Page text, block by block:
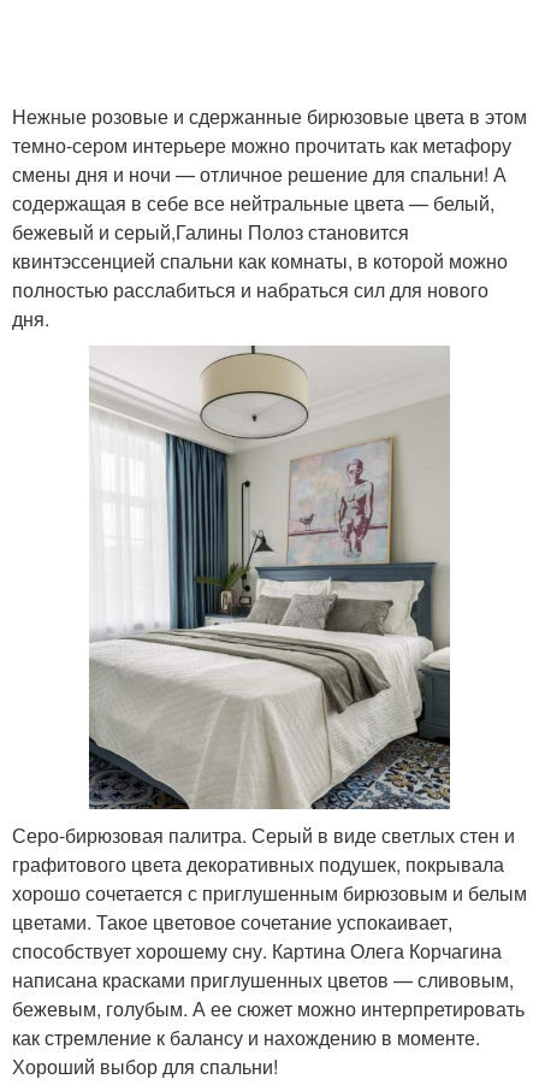
Нежные розовые и сдержанные бирюзовые цвета в этом
темно-сером интерьере можно прочитать как метафору
смены дня и ночи — отличное решение для спальни! А
содержащая в себе все нейтральные цвета — белый,
бежевый и серый,Галины Полоз становится
квинтэссенцией спальни как комнаты, в которой можно
полностью расслабиться и набраться сил для нового
дня.
Серо-бирюзовая палитра. Серый в виде светлых стен и
графитового цвета декоративных подушек, покрывала
хорошо сочетается с приглушенным бирюзовым и белым
цветами. Такое цветовое сочетание успокаивает,
способствует хорошему сну. Картина Олега Корчагина
написана красками приглушенных цветов — сливовым,
бежевым, голубым. А ее сюжет можно интерпретировать
как стремление к балансу и нахождению в моменте.
Хороший выбор для спальни!